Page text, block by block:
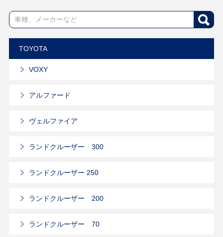
TOYOTA
VOXY
アルファード
ヴェルファイア
ランドクルーザー 300
ランドクルーザー 250
ランドクルーザー 200
ランドクルーザー 70